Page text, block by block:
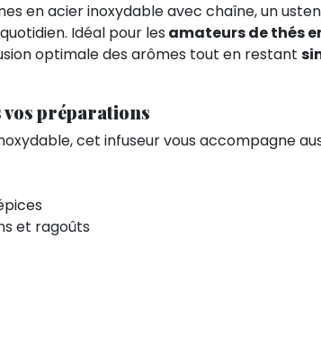
en acier inoxydable avec chaîne, un
Idéal pour les amateurs de thés
optimale des arômes tout en restant
préparations
cet infuseur vous accompagne
et ragoûts